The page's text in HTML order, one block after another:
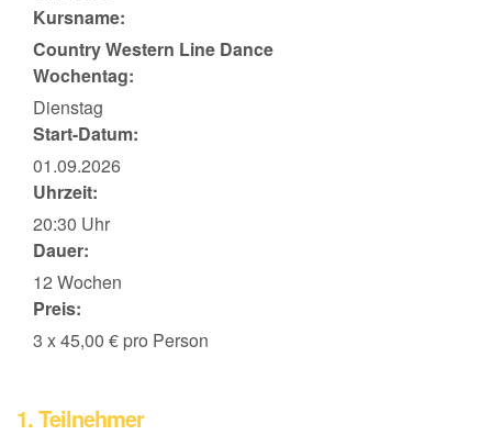
Kursname:
Country Western Line Dance
Wochentag:
Dienstag
Start-Datum:
01.09.2026
Uhrzeit:
20:30 Uhr
Dauer:
12 Wochen
Preis:
3 x 45,00 € pro Person
1. Teilnehmer